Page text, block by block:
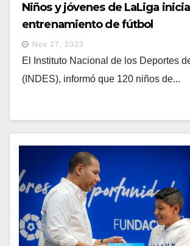
Niños y jóvenes de LaLiga
entrenamiento de fútbol
Nov 27, 2023
El Instituto Nacional de los Deportes
(INDES), informó que 120 niños de...